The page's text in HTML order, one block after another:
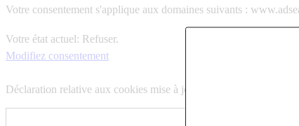
Votre consentement s'applique aux domaines suivants :
Votre état ​​actuel: Refuser.
Modifiez consentement
Déclaration relative aux cookies mise à jour le 21/07/2026 par